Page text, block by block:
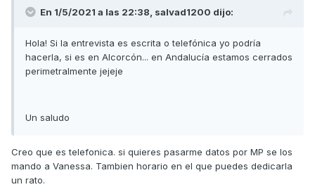
En 1/5/2021 a las 22:38, salvad1200 dijo:
Hola! Si la entrevista es escrita o telefónica yo podría
hacerla, si es en Alcorcón... en Andalucía estamos cerrados
perimetralmente jejeje
Un saludo
Creo que es telefonica. si quieres pasarme datos por MP se los
mando a Vanessa. Tambien horario en el que puedes dedicarla
un rato.